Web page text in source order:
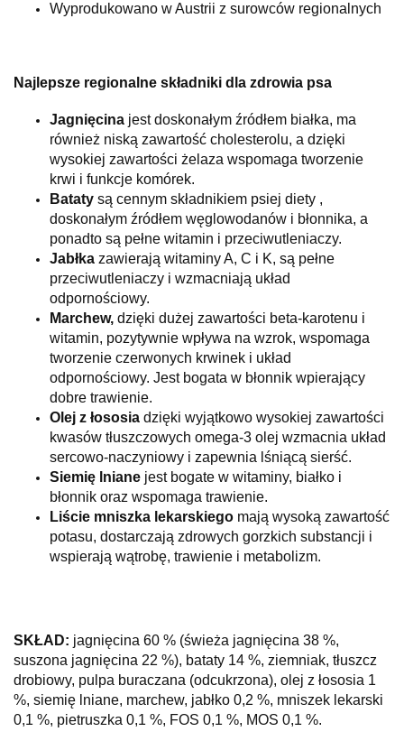
Wyprodukowano w Austrii z surowców regionalnych
Najlepsze regionalne składniki dla zdrowia psa
Jagnięcina jest doskonałym źródłem białka, ma
również niską zawartość cholesterolu, a dzięki
wysokiej zawartości żelaza wspomaga tworzenie
krwi i funkcje komórek.
Bataty są cennym składnikiem psiej diety ,
doskonałym źródłem węglowodanów i błonnika, a
ponadto są pełne witamin i przeciwutleniaczy.
Jabłka zawierają witaminy A, C i K, są pełne
przeciwutleniaczy i wzmacniają układ
odpornościowy.
Marchew, dzięki dużej zawartości beta-karotenu i
witamin, pozytywnie wpływa na wzrok, wspomaga
tworzenie czerwonych krwinek i układ
odpornościowy. Jest bogata w błonnik wpierający
dobre trawienie.
Olej z łososia dzięki wyjątkowo wysokiej zawartości
kwasów tłuszczowych omega-3 olej wzmacnia układ
sercowo-naczyniowy i zapewnia lśniącą sierść.
Siemię lniane jest bogate w witaminy, białko i
błonnik oraz wspomaga trawienie.
Liście mniszka lekarskiego mają wysoką zawartość
potasu, dostarczają zdrowych gorzkich substancji i
wspierają wątrobę, trawienie i metabolizm.
SKŁAD: jagnięcina 60 % (świeża jagnięcina 38 %,
suszona jagnięcina 22 %), bataty 14 %, ziemniak, tłuszcz
drobiowy, pulpa buraczana (odcukrzona), olej z łososia 1
%, siemię lniane, marchew, jabłko 0,2 %, mniszek lekarski
0,1 %, pietruszka 0,1 %, FOS 0,1 %, MOS 0,1 %.